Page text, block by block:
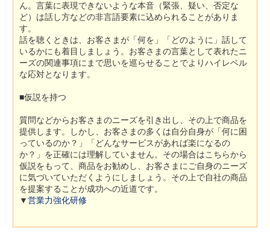
ん。言葉に表現できないような本音（緊張、疑い、否定な
ど）は話し方などの非言語要素に込められることがありま
す。
話を聴くときは、お客さまが「何を」「どのように」話して
いるかにも着目しましょう。お客さまの言葉として表れたニ
ーズの関連事項にまで思いを巡らせることでよりハイレベル
な応対となります。
■仮説を持つ
質問などからお客さまのニーズを引き出し、その上で商品を
提供します。しかし、お客さまの多くは自分自身が「何に困
っているのか？」「どんなサービスがあれば楽になるの
か？」を正確には理解していません。その場合はこちらから
仮説をもって、商品をお勧めし、お客さまにご自身のニーズ
に気づいていただくようにしましょう。その上で自社の商品
を提案することが成功への近道です。
▼営業力強化研修